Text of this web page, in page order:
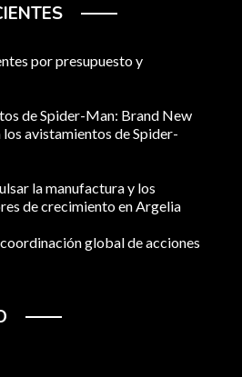
por presupuesto y
de Spider-Man: Brand New
los avistamientos de Spider-
la manufactura y los
de crecimiento en Argelia
global de acciones